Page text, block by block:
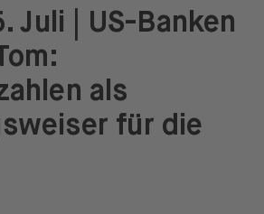
Juli | US-Banken
als
für die